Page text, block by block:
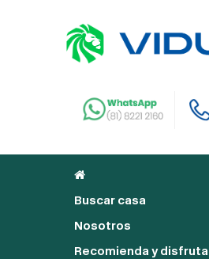
Buscar casa
Nosotros
Recomienda y disfruta